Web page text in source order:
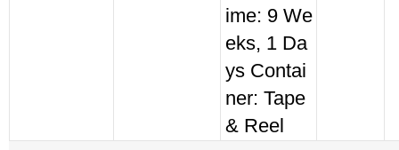
ime: 9 We
eks, 1 Da
ys Contai
ner: Tape
& Reel